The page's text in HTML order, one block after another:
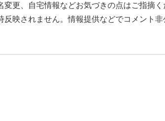
更、自宅情報などお気づきの点はご指摘く
反映されません。情報提供などでコメント